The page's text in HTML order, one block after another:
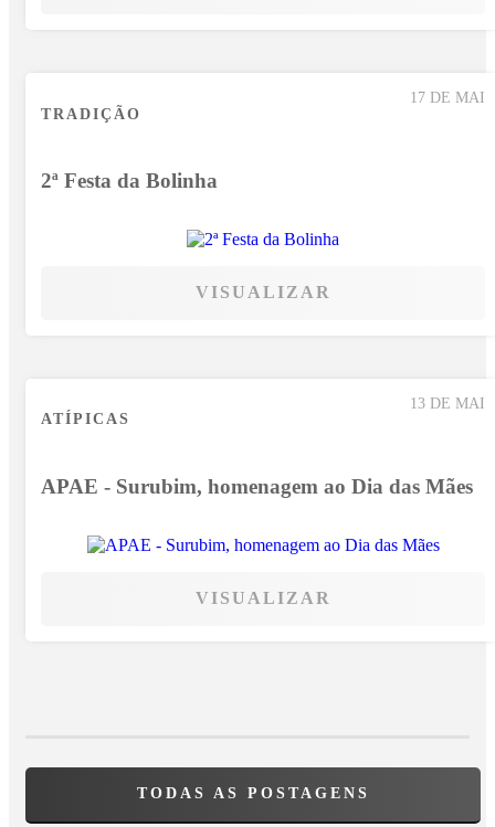
17 DE MAI
TRADIÇÃO
2ª Festa da Bolinha
VISUALIZAR
13 DE MAI
ATÍPICAS
APAE - Surubim, homenagem ao Dia das Mães
VISUALIZAR
TODAS AS POSTAGENS